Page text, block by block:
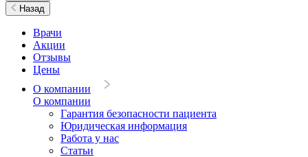
Назад
Врачи
Акции
Отзывы
Цены
О компании
О компании
Гарантия безопасности пациента
Юридическая информация
Работа у нас
Статьи